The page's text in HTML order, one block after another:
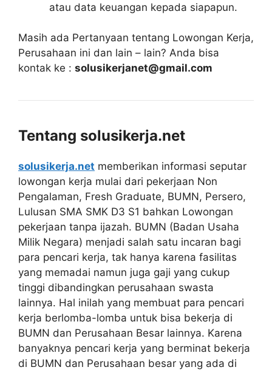
atau data keuangan kepada siapapun.
Masih ada Pertanyaan tentang Lowongan Kerja,
Perusahaan ini dan lain – lain? Anda bisa
kontak ke : solusikerjanet@gmail.com
Tentang solusikerja.net
solusikerja.net memberikan informasi seputar
lowongan kerja mulai dari pekerjaan Non
Pengalaman, Fresh Graduate, BUMN, Persero,
Lulusan SMA SMK D3 S1 bahkan Lowongan
pekerjaan tanpa ijazah. BUMN (Badan Usaha
Milik Negara) menjadi salah satu incaran bagi
para pencari kerja, tak hanya karena fasilitas
yang memadai namun juga gaji yang cukup
tinggi dibandingkan perusahaan swasta
lainnya. Hal inilah yang membuat para pencari
kerja berlomba-lomba untuk bisa bekerja di
BUMN dan Perusahaan Besar lainnya. Karena
banyaknya pencari kerja yang berminat bekerja
di BUMN dan Perusahaan besar yang ada di